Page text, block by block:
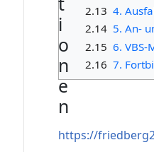
2.13 4.
2.14 5. An-
2.15 6.
2.16 7.
i
o
n
e
n
https://